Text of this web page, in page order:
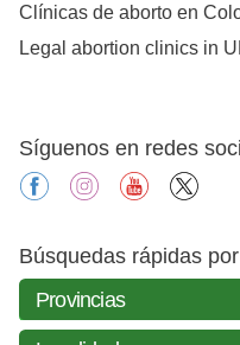
Clínicas de aborto en
Legal abortion clinics in
Síguenos en redes
facebookinstagramyoutube
Búsquedas rápidas por